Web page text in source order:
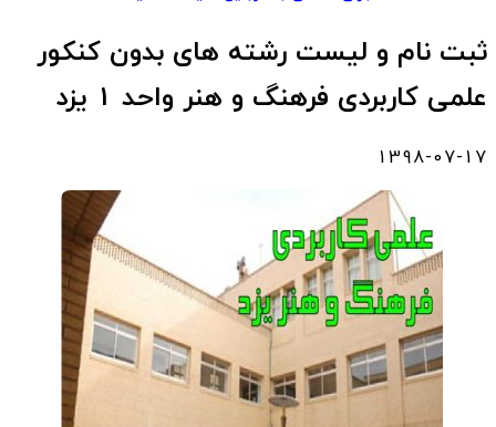
ثبت نام و لیست رشته های بدون کنکور
علمی کاربردی فرهنگ و هنر واحد 1 یزد
1398-07-17